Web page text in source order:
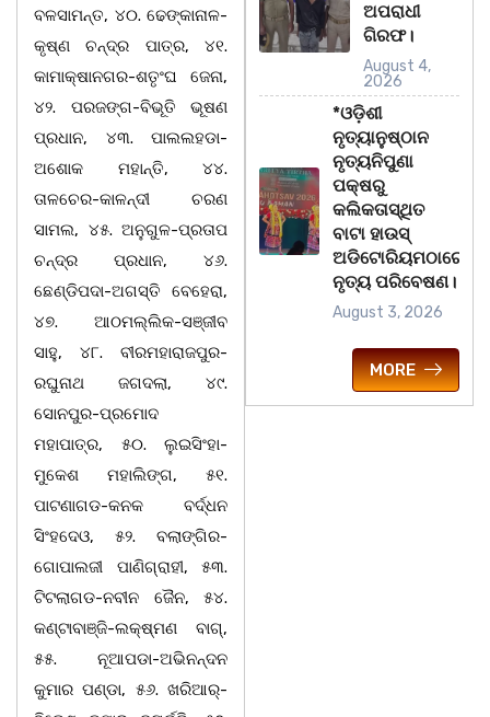
ବଳସାମନ୍ତ, ୪୦. ଢେଙ୍କାନାଳ-
କୃଷ୍ଣ ଚନ୍ଦ୍ର ପାତ୍ର, ୪୧.
କାମାକ୍ଷାନଗର-ଶତୃଂଘ ଜେନା,
୪୨. ପରଜଙ୍ଗ-ବିଭୂତି ଭୂଷଣ
ପ୍ରଧାନ, ୪୩. ପାଲଲହଡା-
ଅଶୋକ ମହାନ୍ତି, ୪୪.
ତାଳଚେର-କାଳନ୍ଦୀ ଚରଣ
ସାମଲ, ୪୫. ଅନୁଗୁଳ-ପ୍ରତାପ
ଚନ୍ଦ୍ର ପ୍ରଧାନ, ୪୬.
ଛେଣ୍ଡିପଦା-ଅଗସ୍ତି ବେହେରା,
୪୭. ଆଠମଲ୍ଲିକ-ସଞ୍ଜୀବ
ସାହୁ, ୪୮. ବୀରମହାରାଜପୁର-
ରଘୁନାଥ ଜଗଦଲା, ୪୯.
ସୋନପୁର-ପ୍ରମୋଦ
ମହାପାତ୍ର, ୫୦. ଲୁଇସିଂହା-
ମୁକେଶ ମହାଲିଙ୍ଗ, ୫୧.
ପାଟଣାଗଡ-କନକ ବର୍ଦ୍ଧନ
ସିଂହଦେଓ, ୫୨. ବଲାଙ୍ଗିର-
ଗୋପାଲଜୀ ପାଣିଗ୍ରାହୀ, ୫୩.
ଟିଟଲାଗଡ-ନବୀନ ଜୈନ, ୫୪.
କଣ୍ଟାବାଞ୍ଜି-ଲକ୍ଷ୍ମଣ ବାଗ୍,
୫୫. ନୂଆପଡା-ଅଭିନନ୍ଦନ
କୁମାର ପଣ୍ଡା, ୫୬. ଖରିଆର୍-
ଅପରାଧୀ
ଗିରଫ।
August 4,
2026
*ଓଡ଼ିଶୀ
ନୃତ୍ୟାନୁଷ୍ଠାନ
ନୃତ୍ୟନିପୁଣା
ପକ୍ଷରୁ
କଲିକତାସ୍ଥିତ
ବାଟା ହାଉସ୍
ଅଡିଟୋରିୟମଠାରେ
ନୃତ୍ୟ ପରିବେଷଣ।
August 3, 2026
MORE